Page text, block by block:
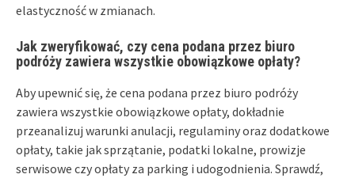
elastyczność w zmianach.
Jak zweryfikować, czy cena podana przez biuro
podróży zawiera wszystkie obowiązkowe opłaty?
Aby upewnić się, że cena podana przez biuro podróży
zawiera wszystkie obowiązkowe opłaty, dokładnie
przeanalizuj warunki anulacji, regulaminy oraz dodatkowe
opłaty, takie jak sprzątanie, podatki lokalne, prowizje
serwisowe czy opłaty za parking i udogodnienia. Sprawdź,